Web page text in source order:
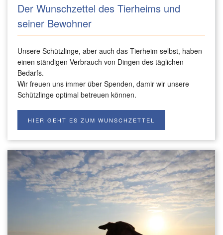
Der Wunschzettel des Tierheims und
seiner Bewohner
Unsere Schützlinge, aber auch das Tierheim selbst, haben
einen ständigen Verbrauch von Dingen des täglichen
Bedarfs.
Wir freuen uns immer über Spenden, damir wir unsere
Schützlinge optimal betreuen können.
HIER GEHT ES ZUM WUNSCHZETTEL